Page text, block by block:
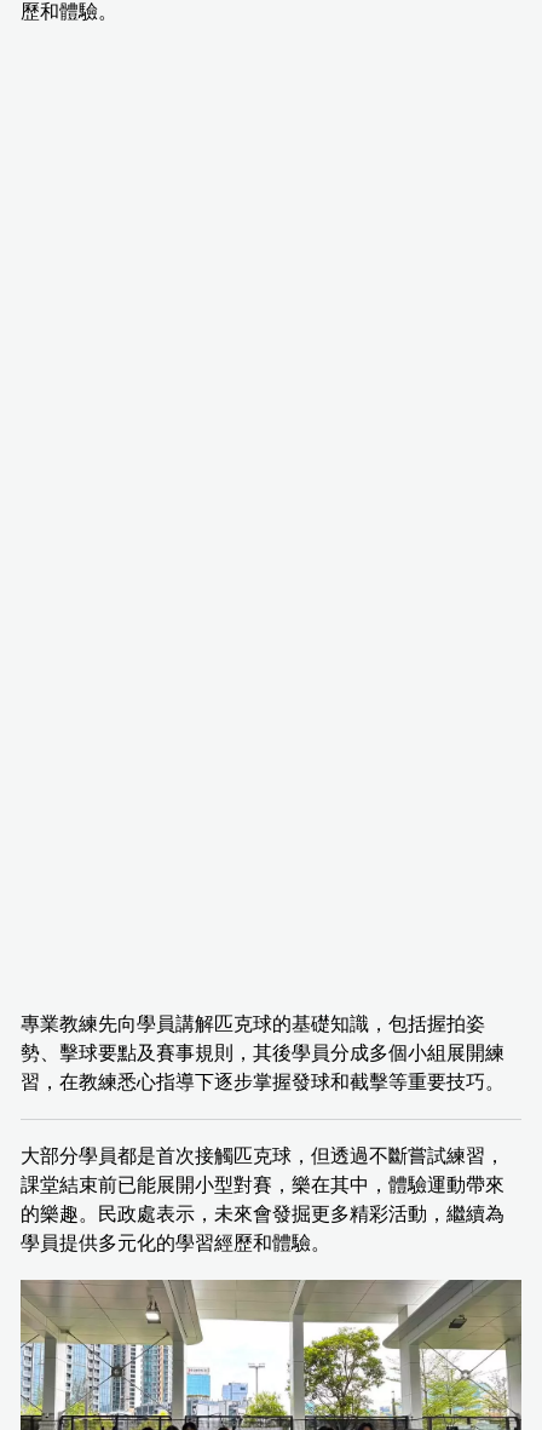
歷和體驗。
專業教練先向學員講解匹克球的基礎知識，包括握拍姿
勢、擊球要點及賽事規則，其後學員分成多個小組展開練
習，在教練悉心指導下逐步掌握發球和截擊等重要技巧。
大部分學員都是首次接觸匹克球，但透過不斷嘗試練習，
課堂結束前已能展開小型對賽，樂在其中，體驗運動帶來
的樂趣。民政處表示，未來會發掘更多精彩活動，繼續為
學員提供多元化的學習經歷和體驗。